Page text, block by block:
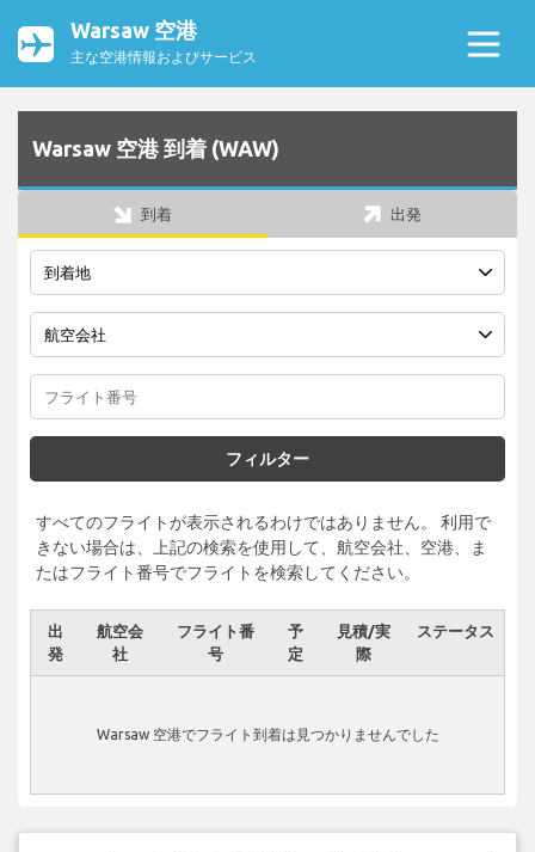
Warsaw 空港
主な空港情報およびサービス
Warsaw 空港 到着 (WAW)
到着 出発
フィルター
すべてのフライトが表示されるわけではありません。 利用で
きない場合は、上記の検索を使用して、航空会社、空港、ま
たはフライト番号でフライトを検索してください。
出
発
航空会
社
フライト番
号
予
定
見積/実
際
ステータス
Warsaw 空港でフライト到着は見つかりませんでした